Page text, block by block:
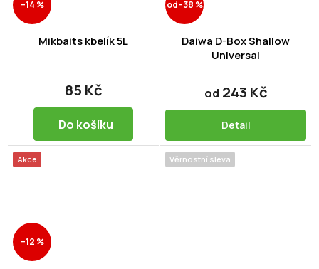
–14 %
Mikbaits kbelík 5L
85 Kč
Do košíku
od–38 %
Daiwa D-Box Shallow
Universal
od 243 Kč
Detail
Akce
–12 %
Věrnostní sleva